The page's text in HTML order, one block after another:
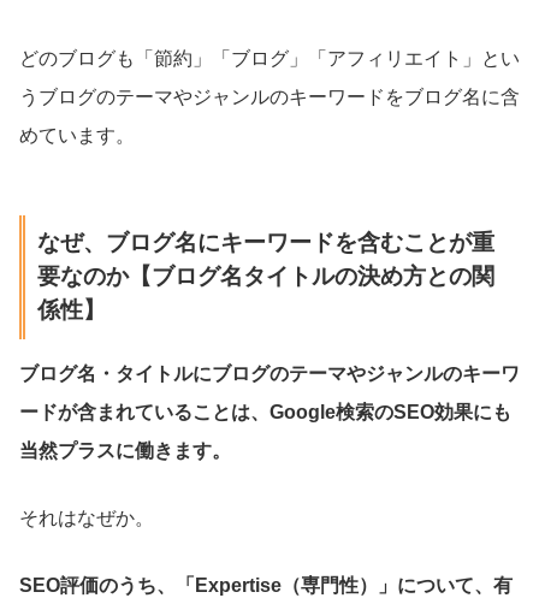
どのブログも「節約」「ブログ」「アフィリエイト」とい
うブログのテーマやジャンルのキーワードをブログ名に含
めています。
なぜ、ブログ名にキーワードを含むことが重
要なのか【ブログ名タイトルの決め方との関
係性】
ブログ名・タイトルにブログのテーマやジャンルのキーワ
ードが含まれていることは、Google検索のSEO効果にも
当然プラスに働きます。
それはなぜか。
SEO評価のうち、「Expertise（専門性）」について、有